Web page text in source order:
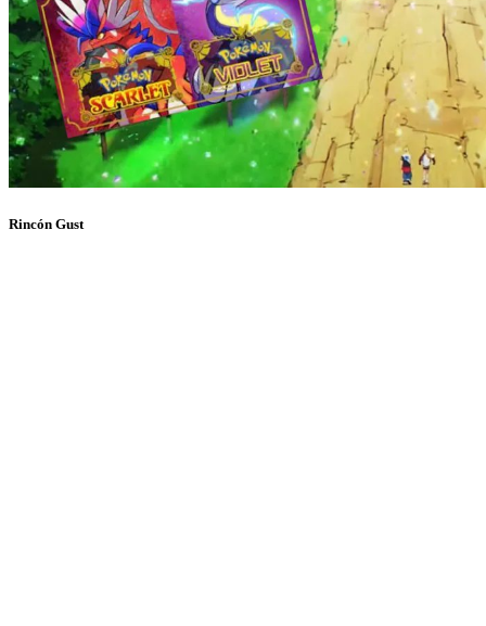
Rincón Gust